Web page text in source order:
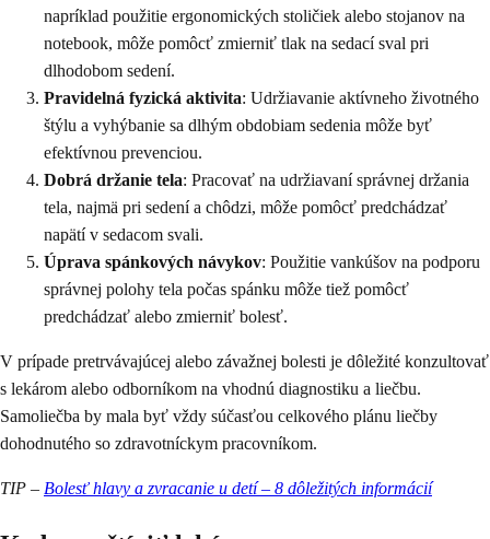
napríklad použitie ergonomických stoličiek alebo stojanov na
notebook, môže pomôcť zmierniť tlak na sedací sval pri
dlhodobom sedení.
Pravidelná fyzická aktivita: Udržiavanie aktívneho životného
štýlu a vyhýbanie sa dlhým obdobiam sedenia môže byť
efektívnou prevenciou.
Dobrá držanie tela: Pracovať na udržiavaní správnej držania
tela, najmä pri sedení a chôdzi, môže pomôcť predchádzať
napätí v sedacom svali.
Úprava spánkových návykov: Použitie vankúšov na podporu
správnej polohy tela počas spánku môže tiež pomôcť
predchádzať alebo zmierniť bolesť.
V prípade pretrvávajúcej alebo závažnej bolesti je dôležité konzultovať
s lekárom alebo odborníkom na vhodnú diagnostiku a liečbu.
Samoliečba by mala byť vždy súčasťou celkového plánu liečby
dohodnutého so zdravotníckym pracovníkom.
TIP – Bolesť hlavy a zvracanie u detí – 8 dôležitých informácií